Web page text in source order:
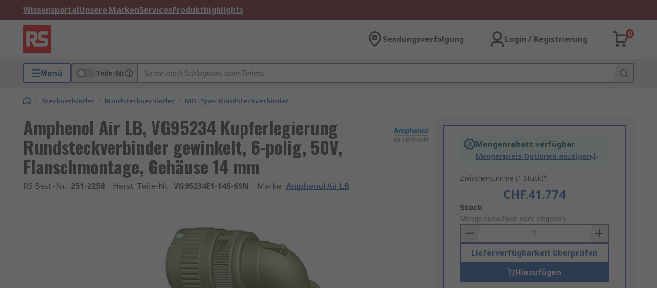
WissensportalUnsere MarkenServicesProdukthighlights
Sendungsverfolgung Login / Registrierung
0
Menü Teile-Nr.
/ Steckverbinder / Rundsteckverbinder / MIL-Spec Rundsteckverbinder
Amphenol Air LB, VG95234 Kupferlegierung
Rundsteckverbinder gewinkelt, 6-polig, 50V,
Flanschmontage, Gehäuse 14 mm
RS Best.-Nr.: 251-2258 Herst. Teile-Nr.: VG95234E1-14S-6SN Marke: Amphenol Air LB
Mengenrabatt verfügbar
Mengenpreis-Optionen anzeigen
Zwischensumme (1 Stück)*
CHF.41.774
Add
to
Basket
Stück
Menge auswählen oder eingeben
Lieferverfügbarkeit überprüfen
Hinzufügen